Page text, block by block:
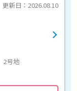
更新日：2026.08.10
2号地